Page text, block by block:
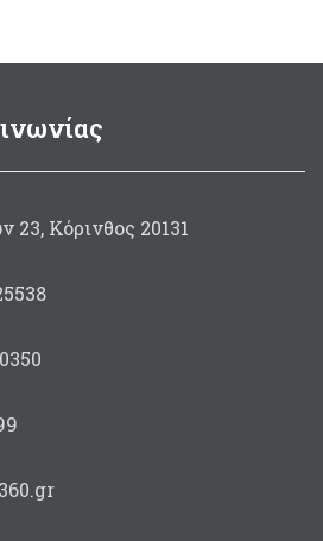
Στρογγυλό μπάλωμα
23, Κόρινθος 20131